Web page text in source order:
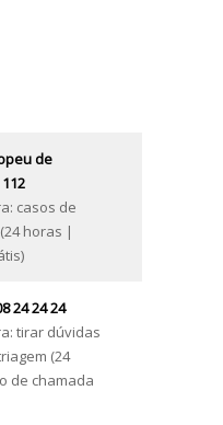
de
casos de
horas |
24 24 24
tirar dúvidas
(24
de chamada